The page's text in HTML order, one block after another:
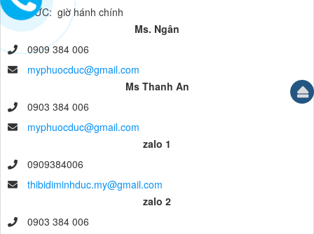
anh ĐỨC: giờ hánh chính
Ms. Ngân
0909 384 006
myphuocduc@gmail.com
Ms Thanh An
0903 384 006
myphuocduc@gmail.com
zalo 1
0909384006
thibidiminhduc.my@gmail.com
zalo 2
0903 384 006